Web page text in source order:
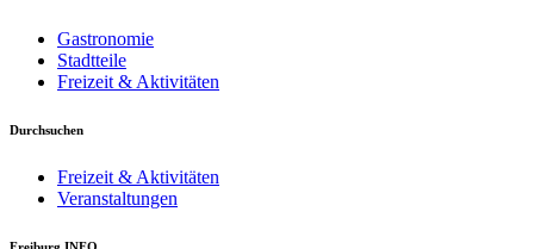
Gastronomie
Stadtteile
Freizeit & Aktivitäten
Durchsuchen
Freizeit & Aktivitäten
Veranstaltungen
Freiburg INFO